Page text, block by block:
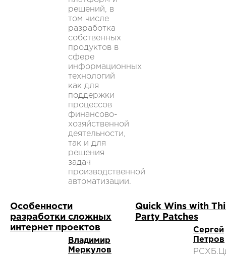
решений, в
том числе
разработка
собственных
продуктов в
сфере
информационных
технологий
как для
поддержки
процессов
финансово-
хозяйственной
деятельности,
так и для
решения
задач
производственной
автоматизации.
Особенности
разработки сложных
интернет проектов
Владимир
Меркулов
Quick Wins with
Party Patches
Сергей
Петров